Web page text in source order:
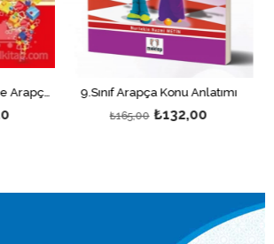
9.Sınıf Arapça Konu Anlatımı
₺132,00
7.Sınıf Akıllı